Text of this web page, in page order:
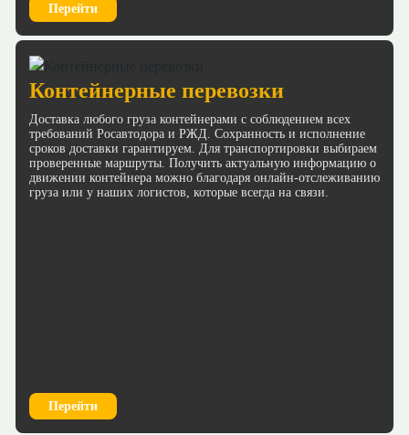
Перейти
Контейнерные перевозки
Доставка любого груза контейнерами с соблюдением всех
требований Росавтодора и РЖД. Сохранность и исполнение
сроков доставки гарантируем. Для транспортировки выбираем
проверенные маршруты. Получить актуальную информацию о
движении контейнера можно благодаря онлайн-отслеживанию
груза или у наших логистов, которые всегда на связи.
Перейти